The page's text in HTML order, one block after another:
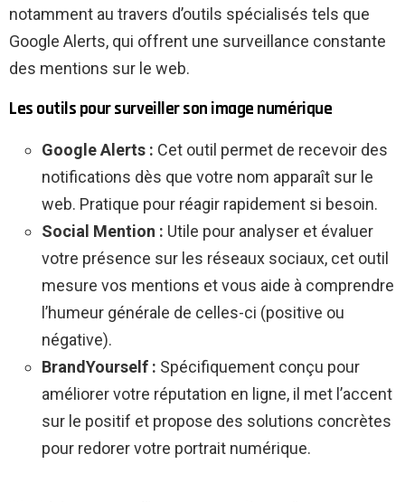
notamment au travers d’outils spécialisés tels que
Google Alerts, qui offrent une surveillance constante
des mentions sur le web.
Les outils pour surveiller son image numérique
Google Alerts : Cet outil permet de recevoir des
notifications dès que votre nom apparaît sur le
web. Pratique pour réagir rapidement si besoin.
Social Mention : Utile pour analyser et évaluer
votre présence sur les réseaux sociaux, cet outil
mesure vos mentions et vous aide à comprendre
l’humeur générale de celles-ci (positive ou
négative).
BrandYourself : Spécifiquement conçu pour
améliorer votre réputation en ligne, il met l’accent
sur le positif et propose des solutions concrètes
pour redorer votre portrait numérique.